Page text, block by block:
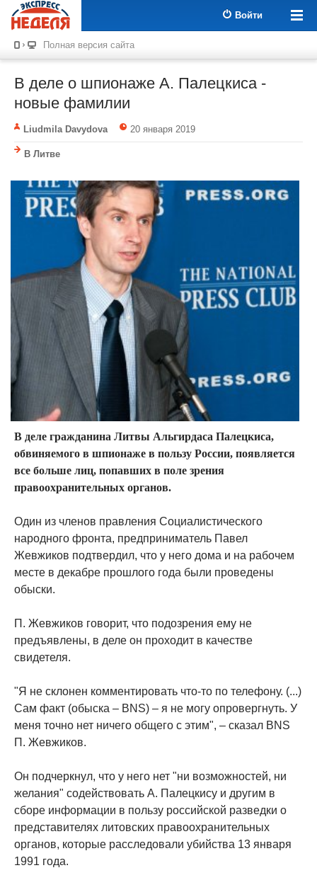
Войти
Полная версия сайта
В деле о шпионаже А. Палецкиса -
новые фамилии
Liudmila Davydova 20 января 2019
В Литве
В деле гражданина Литвы Альгирдаса Палецкиса,
обвиняемого в шпионаже в пользу России, появляется
все больше лиц, попавших в поле зрения
правоохранительных органов.
Один из членов правления Социалистического
народного фронта, предприниматель Павел
Жевжиков подтвердил, что у него дома и на рабочем
месте в декабре прошлого года были проведены
обыски.
П. Жевжиков говорит, что подозрения ему не
предъявлены, в деле он проходит в качестве
свидетеля.
"Я не склонен комментировать что-то по телефону. (...)
Сам факт (обыска – BNS) – я не могу опровергнуть. У
меня точно нет ничего общего с этим", – сказал BNS
П. Жевжиков.
Он подчеркнул, что у него нет "ни возможностей, ни
желания" содействовать А. Палецкису и другим в
сборе информации в пользу российской разведки о
представителях литовских правоохранительных
органов, которые расследовали убийства 13 января
1991 года.